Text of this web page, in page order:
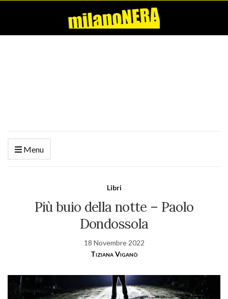
Menu
Libri
Più buio della notte – Paolo
Dondossola
18 Novembre 2022
Tiziana Viganò